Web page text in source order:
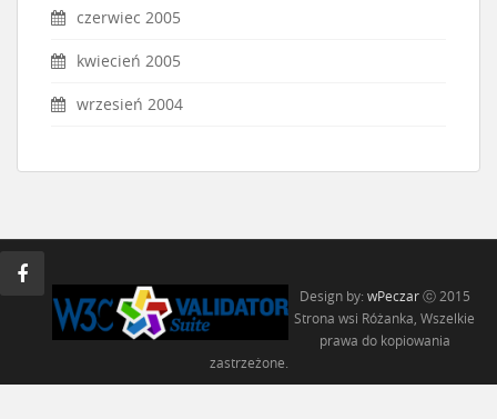
czerwiec 2005
kwiecień 2005
wrzesień 2004
Design by: wPeczar ⓒ 2015
Strona wsi Różanka, Wszelkie
prawa do kopiowania
zastrzeżone.